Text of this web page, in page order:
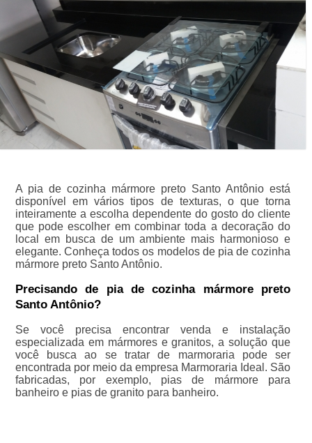
A pia de cozinha mármore preto Santo Antônio está
disponível em vários tipos de texturas, o que torna
inteiramente a escolha dependente do gosto do cliente
que pode escolher em combinar toda a decoração do
local em busca de um ambiente mais harmonioso e
elegante. Conheça todos os modelos de pia de cozinha
mármore preto Santo Antônio.
Precisando de pia de cozinha mármore preto
Santo Antônio?
Se você precisa encontrar venda e instalação
especializada em mármores e granitos, a solução que
você busca ao se tratar de marmoraria pode ser
encontrada por meio da empresa Marmoraria Ideal. São
fabricadas, por exemplo, pias de mármore para
banheiro e pias de granito para banheiro.